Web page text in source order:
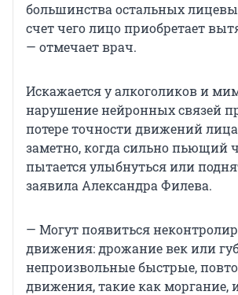
большинства остальных
счет чего лицо приобретает
— отмечает врач.
Искажается у алкоголиков и
нарушение нейронных связей
потере точности движений
заметно, когда сильно пьющий
пытается улыбнуться или
заявила Александра Филева.
— Могут появиться
движения: дрожание век или
непроизвольные быстрые,
движения, такие как моргание,